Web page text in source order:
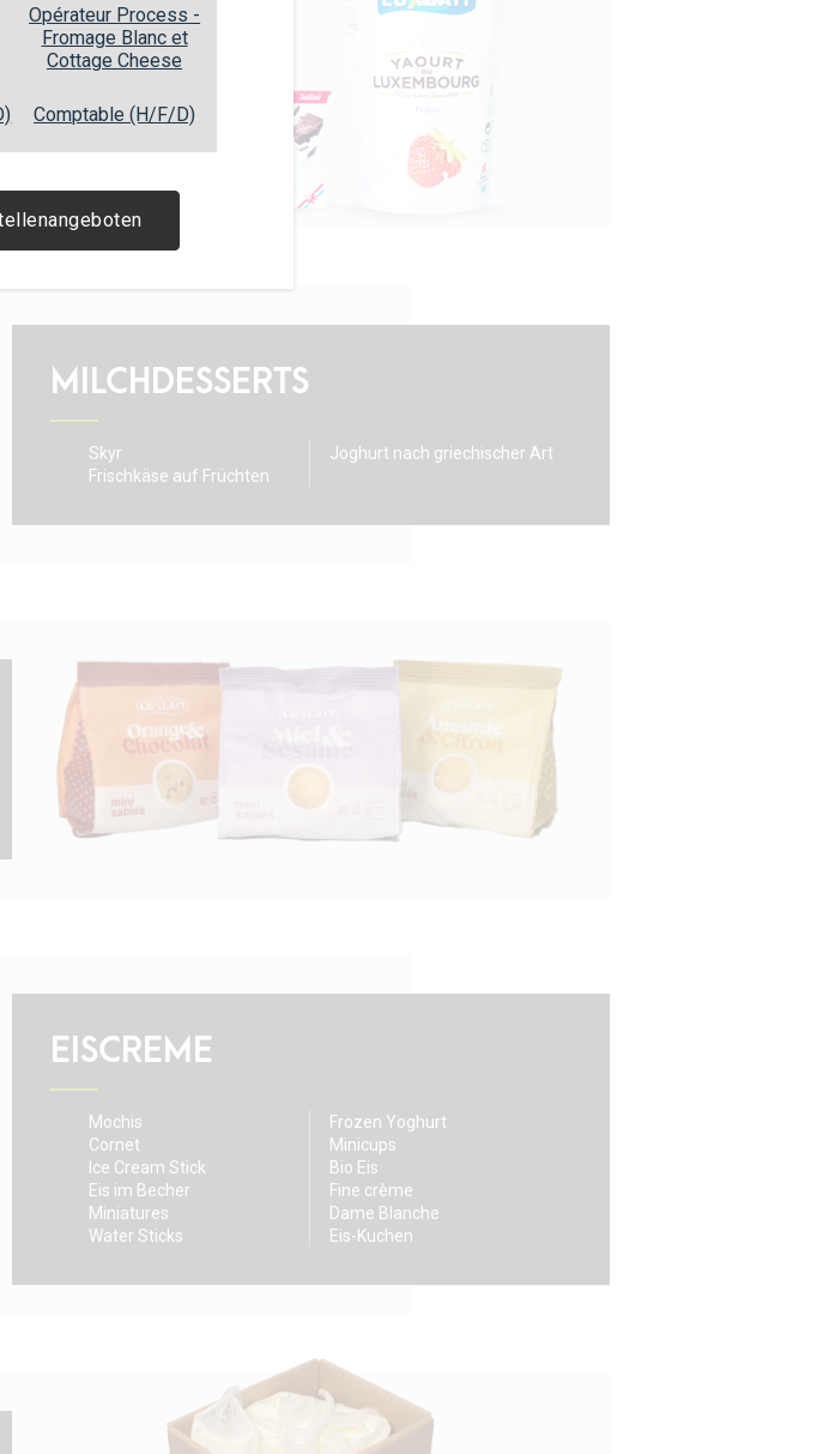
Opérateur Process -
Fromage Blanc et
Cottage Cheese
Comptable (H/F/D)
MILCHDESSERTS
Skyr
Frischkäse auf Früchten
Joghurt nach griechischer Art
EISCREME
Mochis
Cornet
Ice Cream Stick
Eis im Becher
Miniatures
Water Sticks
Frozen Yoghurt
Minicups
Bio Eis
Fine crème
Dame Blanche
Eis-Kuchen